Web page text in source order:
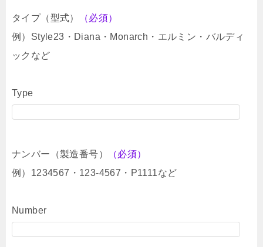
タイプ（型式）
（必須）
例）Style23・Diana・Monarch・エルミン・バルディ
ックなど
Type
ナンバー（製造番号）
（必須）
例）1234567・123-4567・P1111など
Number